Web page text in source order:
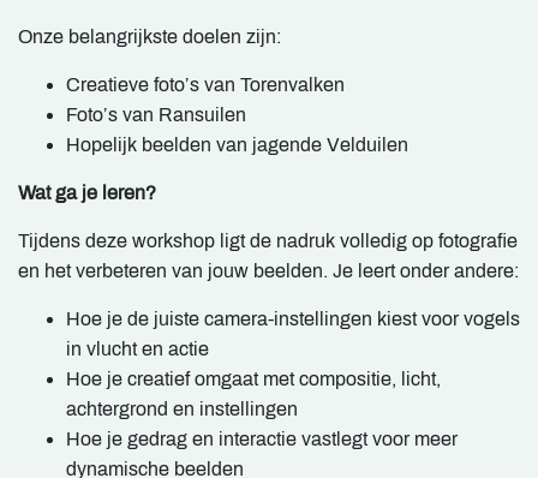
Onze belangrijkste doelen zijn:
Creatieve foto’s van Torenvalken
Foto’s van Ransuilen
Hopelijk beelden van jagende Velduilen
Wat ga je leren?
Tijdens deze workshop ligt de nadruk volledig op fotografie
en het verbeteren van jouw beelden. Je leert onder andere:
Hoe je de juiste camera-instellingen kiest voor vogels
in vlucht en actie
Hoe je creatief omgaat met compositie, licht,
achtergrond en instellingen
Hoe je gedrag en interactie vastlegt voor meer
dynamische beelden